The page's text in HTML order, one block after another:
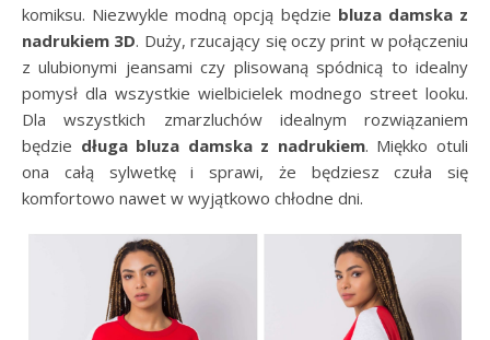
komiksu. Niezwykle modną opcją będzie bluza damska z
nadrukiem 3D. Duży, rzucający się oczy print w połączeniu
z ulubionymi jeansami czy plisowaną spódnicą to idealny
pomysł dla wszystkie wielbicielek modnego street looku.
Dla wszystkich zmarzluchów idealnym rozwiązaniem
będzie długa bluza damska z nadrukiem. Miękko otuli
ona całą sylwetkę i sprawi, że będziesz czuła się
komfortowo nawet w wyjątkowo chłodne dni.